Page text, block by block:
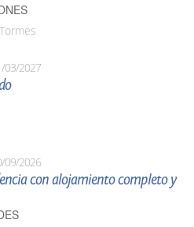
03/2027
09/2026
con alojamiento completo y